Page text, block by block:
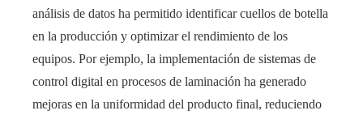
análisis de datos ha permitido identificar cuellos de botella
en la producción y optimizar el rendimiento de los
equipos. Por ejemplo, la implementación de sistemas de
control digital en procesos de laminación ha generado
mejoras en la uniformidad del producto final, reduciendo